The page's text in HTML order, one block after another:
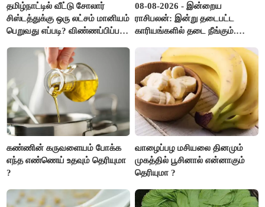
தமிழ்நாட்டில் வீட்டு சோலார்
சிஸ்டத்துக்கு ஒரு லட்சம் மானியம்
பெறுவது எப்படி? விண்ணப்பிப்பது
08-08-2026 - இன்றைய
ராசிபலன்: இன்று தடைபட்ட
காரியங்களில் தடை நீங்கும்.
இருக்கும். ஆன்மீக எண்ணம்
அதிகரிக்கும்..!
கண்ணின் கருவளையம் போக்க
எந்த எண்ணெய் உதவும் தெரியுமா
?
வாழைப்பழ மசியலை தினமும்
முகத்தில் பூசினால் என்னாகும்
தெரியுமா ?